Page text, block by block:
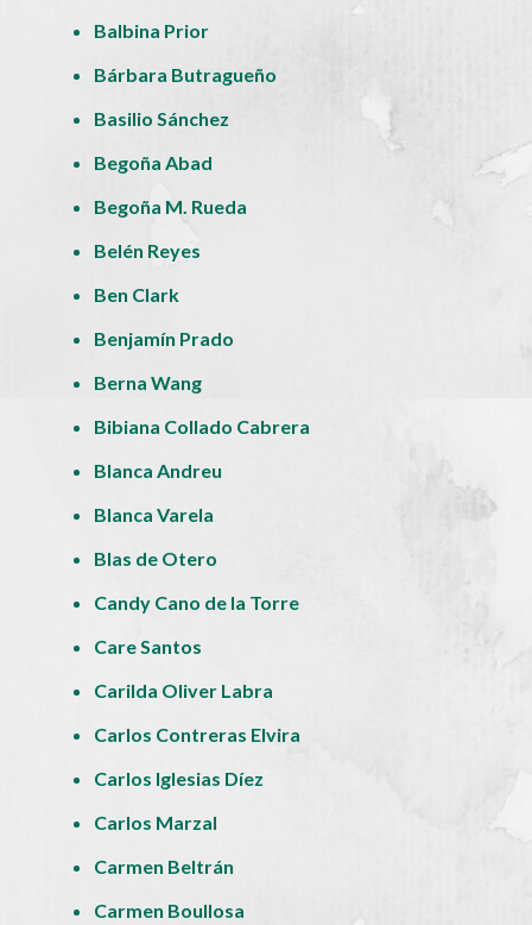
Balbina Prior
Bárbara Butragueño
Basilio Sánchez
Begoña Abad
Begoña M. Rueda
Belén Reyes
Ben Clark
Benjamín Prado
Berna Wang
Bibiana Collado Cabrera
Blanca Andreu
Blanca Varela
Blas de Otero
Candy Cano de la Torre
Care Santos
Carilda Oliver Labra
Carlos Contreras Elvira
Carlos Iglesias Díez
Carlos Marzal
Carmen Beltrán
Carmen Boullosa